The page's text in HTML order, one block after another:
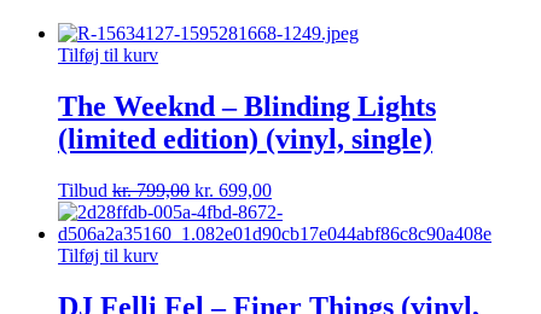
Tilføj til kurv
The Weeknd – Blinding Lights
(limited edition) (vinyl, single)
Tilbud kr.799,00 kr. 699,00
Tilføj til kurv
DJ Felli Fel – Finer Things (vinyl,